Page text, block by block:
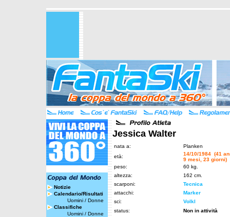
Notizie
Calendario/Risultati
Uomini / Donne
Classifiche
Uomini / Donne
Jessica Walter
nata a:
Planken
età:
14/10/1984 (41
9 mesi, 23 giorni)
peso:
60 kg.
altezza:
162 cm.
scarponi:
Tecnica
attacchi:
Marker
sci:
Volkl
status:
Non in attività